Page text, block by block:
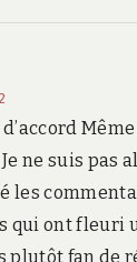
ne suis pas
les
qui ont fleuri
plutôt fan de